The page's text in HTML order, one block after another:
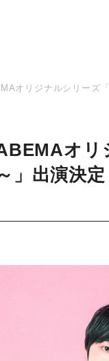
オリジナルシリーズ
オリ
出演決定